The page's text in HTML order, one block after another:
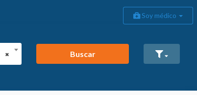
Soy médico
×
Buscar